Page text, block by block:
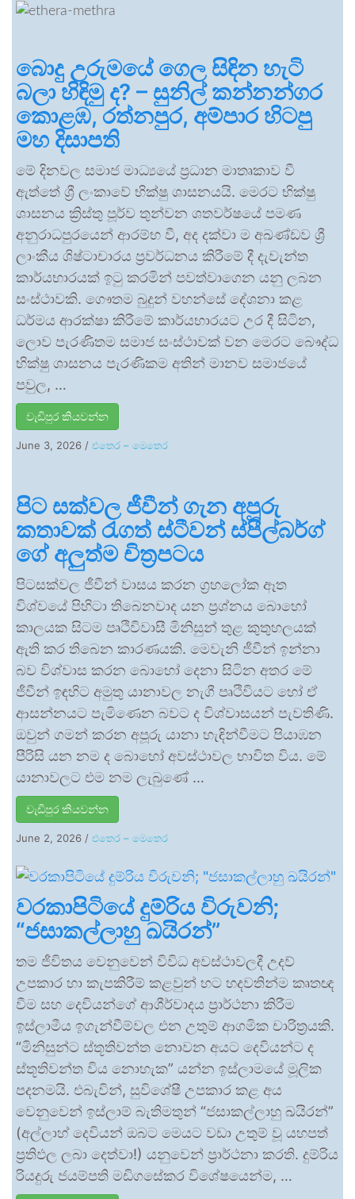
බොදු උරුමයේ ගෙල සිඳින හැටි
බලා හිඳිමු ද? – සුනිල් කන්නන්ගර
කොළඹ, රත්නපුර, අම්පාර හිටපු
මහ දිසාපති
මේ දිනවල සමාජ මාධ්‍යයේ ප්‍රධාන මාතෘකාව වී
ඇත්තේ ශ්‍රී ලංකාවේ භික්ෂු ශාසනයයි. මෙරට භික්ෂු
ශාසනය ක්‍රිස්තු පූර්ව තුන්වන ශතවර්ෂයේ පමණ
අනුරාධපුරයෙන් ආරම්භ වී, අද දක්වා ම අඛණ්ඩව ශ්‍රී
ලාංකීය ශිෂ්ටාචාරය ප්‍රවර්ධනය කිරීමේ දී දැවැන්ත
කාර්යභාරයක් ඉටු කරමින් පවත්වාගෙන යනු ලබන
සංස්ථාවකි. ගෞතම බුදුන් වහන්සේ දේශනා කළ
ධර්මය ආරක්ෂා කිරීමේ කාර්යභාරයට උර දී සිටින,
ලොව පැරණිතම සමාජ සංස්ථාවක් වන මෙරට බෞද්ධ
භික්ෂු ශාසනය පැරණිකම අතින් මානව සමාජයේ
පවුල, …
වැඩිපුර කියවන්න
June 3, 2026 / එතෙර – මෙතෙර
පිට සක්වල ජීවීන් ගැන අපූරු
කතාවක් රැගත් ස්ටීවන් ස්පීල්බර්ග්
ගේ අලුත්ම චිත්‍රපටය
පිටසක්වල ජීවීන් වාසය කරන ග්‍රහලෝක ඈත
විශ්වයේ පිහිටා තිබෙනවාද යන ප්‍රශ්නය බොහෝ
කාලයක සිටම පෘථිවිවාසී මිනිසුන් තුළ කුතුහලයක්
ඇති කර තිබෙන කාරණයකි. මෙවැනි ජීවීන් ඉන්නා
බව විශ්වාස කරන බොහෝ දෙනා සිටින අතර මේ
ජීවීන් ඉඳහිට අමුතු යානාවල නැගී පෘථිවියට හෝ ඒ
ආසන්නයට පැමිණෙන බවට ද විශ්වාසයන් පැවතිණි.
ඔවුන් ගමන් කරන අපූරු යානා හැඳින්වීමට පියාඹන
පීරිසි යන නම ද බොහෝ අවස්ථාවල භාවිත විය. මේ
යානාවලට එම නම ලැබුණේ …
වැඩිපුර කියවන්න
June 2, 2026 / එතෙර – මෙතෙර
වරකාපිටියේ දුම්රිය විරුවනි;
“ජසාකල්ලාහු ඛයිරන්”
තම ජීවිතය වෙනුවෙන් විවිධ අවස්ථාවලදී උදව්
උපකාර හා කැපකිරීම් කළවුන් හට හදවතින්ම කෘතඥ
වීම සහ දෙවියන්ගේ ආශීර්වාදය ප්‍රාර්ථනා කිරීම
ඉස්ලාමීය ඉගැන්වීම්වල එන උතුම් ආගමික චාරිත්‍රයකි.
“මිනිසුන්ට ස්තූතිවන්ත නොවන අයට දෙවියන්ට ද
ස්තූතිවන්ත විය නොහැක” යන්න ඉස්ලාමයේ මූලික
පදනමයි. එබැවින්, සුවිශේෂී උපකාර කළ අය
වෙනුවෙන් ඉස්ලාම් බැතිමතුන් “ජසාකල්ලාහු ඛයිරන්”
(අල්ලාහ් දෙවියන් ඔබට මෙයට වඩා උතුම් වූ යහපත්
ප්‍රතිඵල ලබා දෙත්වා!) යනුවෙන් ප්‍රාර්ථනා කරති. දුම්රිය
රියදුරු ජයම්පති මඩිගසේකර විශේෂයෙන්ම, …